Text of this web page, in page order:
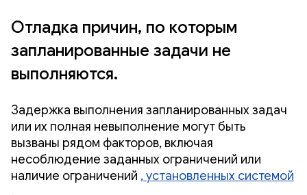
Отладка причин, по которым
запланированные задачи не
выполняются.
Задержка выполнения запланированных задач
или их полная невыполнение могут быть
вызваны рядом факторов, включая
несоблюдение заданных ограничений или
наличие ограничений , установленных системой